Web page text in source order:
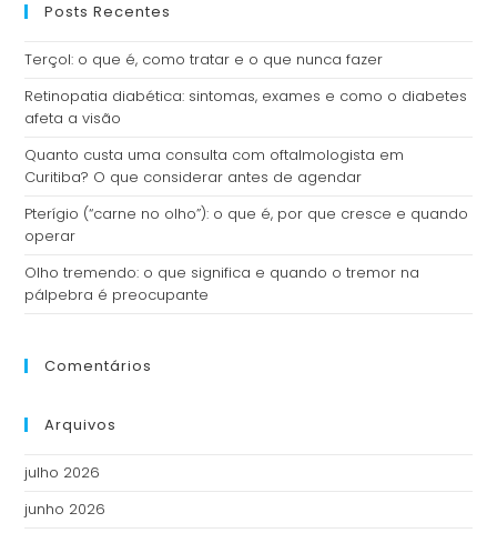
Posts Recentes
Terçol: o que é, como tratar e o que nunca fazer
Retinopatia diabética: sintomas, exames e como o diabetes
afeta a visão
Quanto custa uma consulta com oftalmologista em
Curitiba? O que considerar antes de agendar
Pterígio (“carne no olho”): o que é, por que cresce e quando
operar
Olho tremendo: o que significa e quando o tremor na
pálpebra é preocupante
Comentários
Arquivos
julho 2026
junho 2026